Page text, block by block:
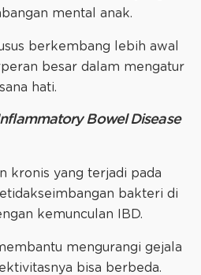
mental anak.
berkembang lebih awal
besar dalam mengatur
hati.
Bowel Disease
kronis yang terjadi pada
bakteri di
kemunculan IBD.
mengurangi gejala
bisa berbeda.